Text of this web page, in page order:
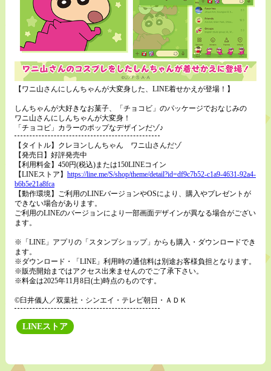
【ワニ山さんにしんちゃんが大変身した、LINE着せかえが登場！】
しんちゃんが大好きなお菓子、「チョコビ」のパッケージでおなじみの
ワニ山さんにしんちゃんが大変身！
「チョコビ」カラーのポップなデザインだゾ♪
【タイトル】クレヨンしんちゃん ワニ山さんだゾ
【発売日】好評発売中
【利用料金】450円(税込)または150LINEコイン
【LINEストア】 https://line.me/S/shop/theme/detail?id=df9c7b52-c1a9-4631-92a4-
b6b5e21a8fca
【動作環境】ご利用のLINEバージョンやOSにより、購入やプレゼントが
できない場合があります。
ご利用のLINEのバージョンにより一部画面デザインが異なる場合がござい
ます。
※「LINE」アプリの「スタンプショップ」からも購入・ダウンロードでき
ます。
※ダウンロード・「LINE」利用時の通信料は別途お客様負担となります。
※販売開始まではアクセス出来ませんのでご了承下さい。
※料金は2025年11月8日(土)時点のものです。
©臼井儀人／双葉社・シンエイ・テレビ朝日・ＡＤＫ
LINEストア